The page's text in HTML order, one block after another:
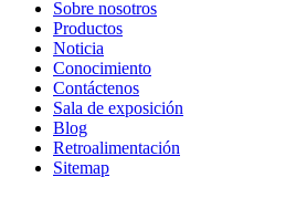
Sobre nosotros
Productos
Noticia
Conocimiento
Contáctenos
Sala de exposición
Blog
Retroalimentación
Sitemap